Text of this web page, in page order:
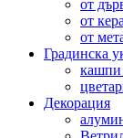
от
от
от
Градинска
кашпи
Декорация